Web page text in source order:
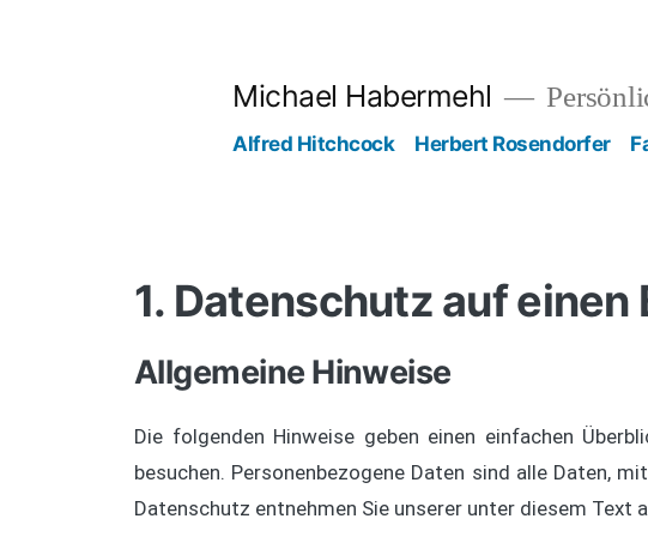
Michael Habermehl
Alfred Hitchcock Herbert Rosendorfer
1. Datenschutz auf einen
Allgemeine Hinweise
Die folgenden Hinweise geben einen einfachen
besuchen. Personenbezogene Daten sind alle Daten,
Datenschutz entnehmen Sie unserer unter diesem Text